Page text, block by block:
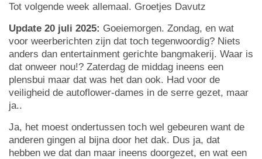
Tot volgende week allemaal. Groetjes Davutz
Update 20 juli 2025: Goeiemorgen. Zondag, en wat
voor weerberichten zijn dat toch tegenwoordig? Niets
anders dan entertainment gerichte bangmakerij. Waar is
dat onweer nou!? Zaterdag de middag ineens een
plensbui maar dat was het dan ook. Had voor de
veiligheid de autoflower-dames in de serre gezet, maar
ja..
Ja, het moest ondertussen toch wel gebeuren want de
anderen gingen al bijna door het dak. Dus ja, dat
hebben we dat dan maar ineens doorgezet, en wat een